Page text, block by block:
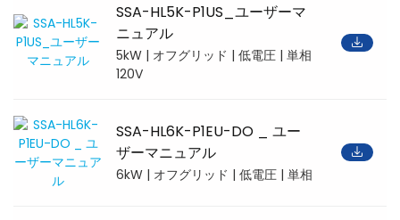
SSA-HL5K-P1US_ユーザーマ
ニュアル
5kW | オフグリッド | 低電圧 | 単相
120V
SSA-HL6K-P1EU-DO _ ユー
ザーマニュアル
6kW | オフグリッド | 低電圧 | 単相